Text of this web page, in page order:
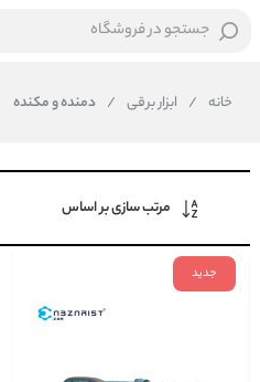
جستجو در فروشگاه
خانه / ابزار برقی / دمنده و مکنده
مرتب سازی بر اساس
جدید